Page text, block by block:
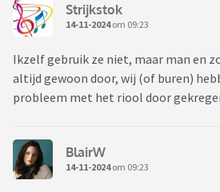
Strijkstok
14-11-2024om 09:23
Ikzelf gebruik ze niet, maar man en
altijd gewoon door, wij (of buren)
probleem met het riool door
BlairW
14-11-2024om 09:23